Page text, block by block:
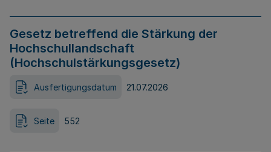
Gesetz betreffend die Stärkung der
Hochschullandschaft
(Hochschulstärkungsgesetz)
Ausfertigungsdatum 21.07.2026
Seite 552